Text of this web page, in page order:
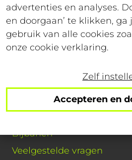
advertenties en analyses.
en doorgaan’ te klikken,
gebruik van alle cookies
onze cookie verklaring.
Zelf
Accepteren en
Er is helaas iets fout
Studenten
Bijbanen
Veelgestelde vragen